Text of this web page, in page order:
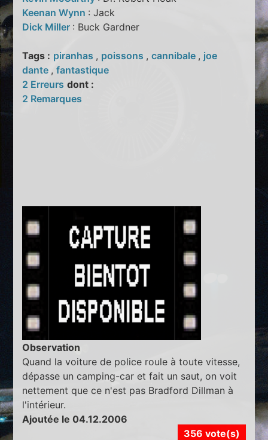
Keenan Wynn : Jack
Dick Miller : Buck Gardner
Tags : piranhas , poissons ,cannibale , joe
dante ,fantastique
2 Erreurs dont :
2 Remarques
Observation
Quand la voiture de police roule à toute vitesse,
dépasse un camping-car et fait un saut, on voit
nettement que ce n'est pas Bradford Dillman à
l'intérieur.
Ajoutée le 04.12.2006
356 vote(s)